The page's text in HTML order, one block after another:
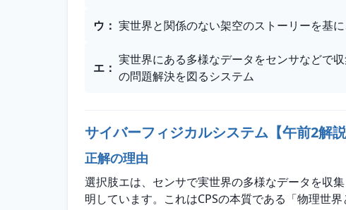
ウ ： 実世界と関係のない架空のストーリーを基
エ ：
実世界にある多様なデータをセンサなどで
の問題解決を図るシステム
サイバーフィジカルシステム【午前2解説
正解の理由
選択肢エは、センサで実世界の多様なデータを収
明しています。これはCPSの本質である「物理世